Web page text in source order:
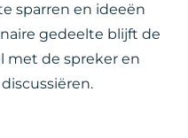
sparren en ideeën
gedeelte blijft de
met de spreker en